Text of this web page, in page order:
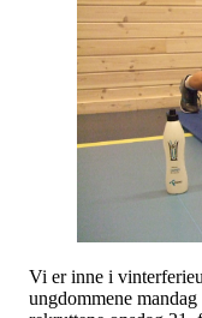
Vi er inne i
ungdommene